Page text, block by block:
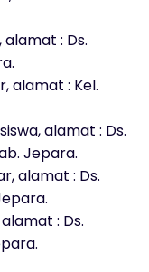
alamat : Ds.
alamat : Kel.
alamat : Ds.
Jepara.
alamat : Ds.
alamat : Ds.